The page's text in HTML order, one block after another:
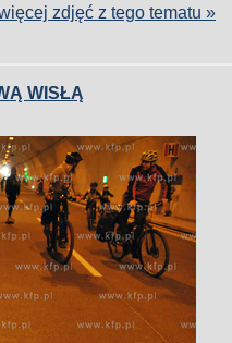
zdjęć z tego tematu »
WISŁĄ